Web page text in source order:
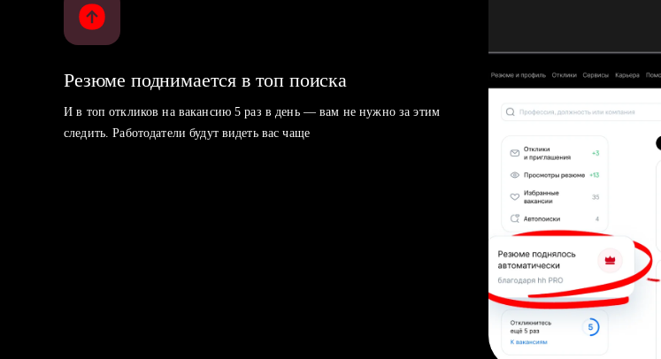
Резюме поднимается в топ поиска
И в топ откликов на вакансию 5 раз в день — вам не нужно за этим
следить. Работодатели будут видеть вас чаще